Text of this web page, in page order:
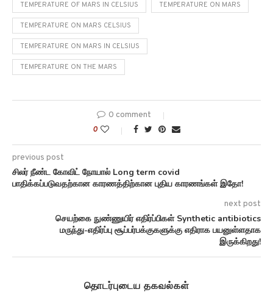
TEMPERATURE OF MARS IN CELSIUS TEMPERATURE ON MARS
TEMPERATURE ON MARS CELSIUS
TEMPERATURE ON MARS IN CELSIUS
TEMPERATURE ON THE MARS
0 comment
0
previous post
சிலர் நீண்ட கோவிட் நோயால் Long term covid
பாதிக்கப்படுவதற்கான காரணத்திற்கான புதிய காரணங்கள் இதோ!
next post
செயற்கை நுண்ணுயிர் எதிர்ப்பிகள் Synthetic antibiotics
மருந்து-எதிர்ப்பு சூப்பர்பக்குகளுக்கு எதிராக பயனுள்ளதாக
இருக்கிறது!
தொடர்புடைய தகவல்கள்